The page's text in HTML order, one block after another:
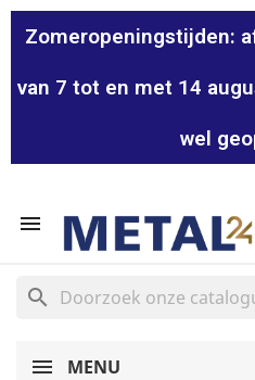
Zomeropeningstijden:
van 7 tot en met 14
wel

search
MENU